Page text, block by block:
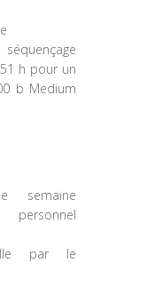
h pour un
b Medium
semaine
par le